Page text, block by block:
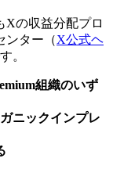
Xの収益分配プロ
ンター（X公式ヘ
。
組織のいず
ニックインプレ